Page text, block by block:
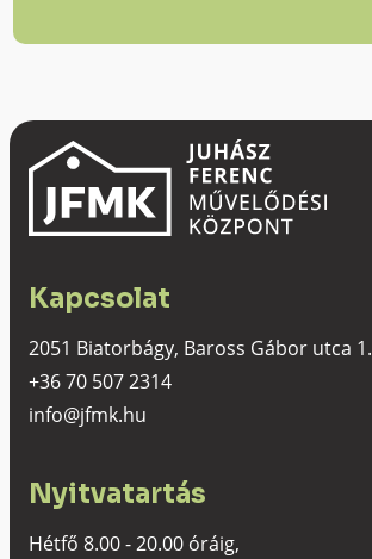
Kapcsolat
2051 Biatorbágy, Baross Gábor utca 1.
+36 70 507 2314
info@jfmk.hu
Nyitvatartás
Hétfő 8.00 - 20.00 óráig,